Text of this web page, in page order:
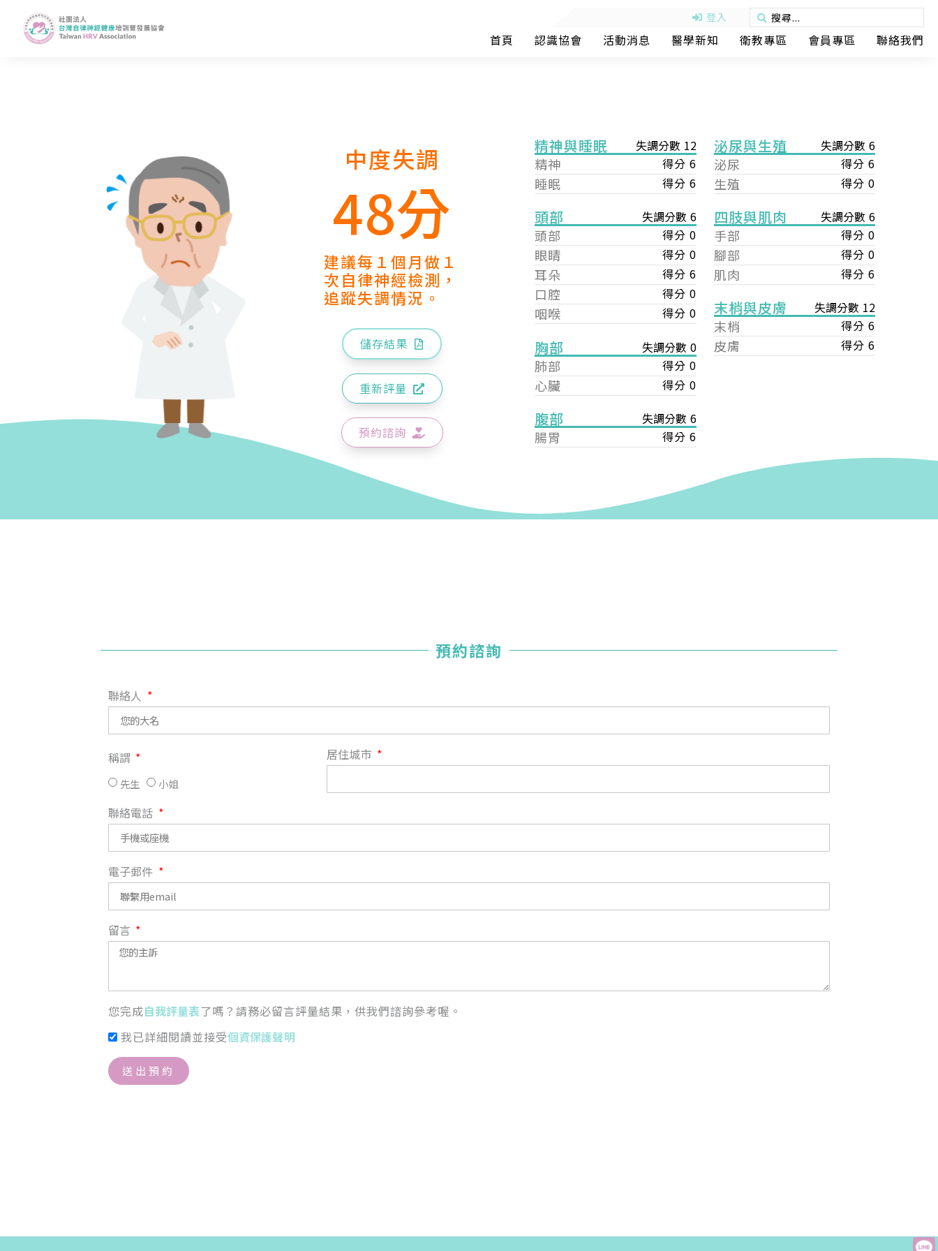
登入
首頁 認識協會 活動消息 醫學新知 衛教專區 會員專區 聯絡我們
中度失調
48分
建議每１個月做１
次自律神經檢測，
追蹤失調情況。
儲存結果
重新評量
預約諮詢
精神與睡眠 失調分數 12
精神 得分 6
睡眠 得分 6
頭部 失調分數 6
頭部 得分 0
眼睛 得分 0
耳朵 得分 6
口腔 得分 0
咽喉 得分 0
胸部 失調分數 0
肺部 得分 0
心臟 得分 0
腹部 失調分數 6
腸胃 得分 6
泌尿與生殖 失調分數 6
泌尿 得分 6
生殖 得分 0
四肢與肌肉 失調分數 6
手部 得分 0
腳部 得分 0
肌肉 得分 6
末梢與皮膚 失調分數 12
末梢 得分 6
皮膚 得分 6
預約諮詢
聯絡人
稱謂
先生 小姐
居住城市
聯絡電話
電子郵件
留言
您完成自我評量表了嗎？請務必留言評量結果，供我們諮詢參考喔。
我已詳細閱讀並接受個資保護聲明
送出預約
您好，您的會員申請，已成功送出，經本協會理事會審核
【會費】
入會費新臺幣1200元，於會員入會時繳納；常年會費1200
元，於每年度繳納。
戶名: 社團法人台灣自律神經健康培訓暨發展協會